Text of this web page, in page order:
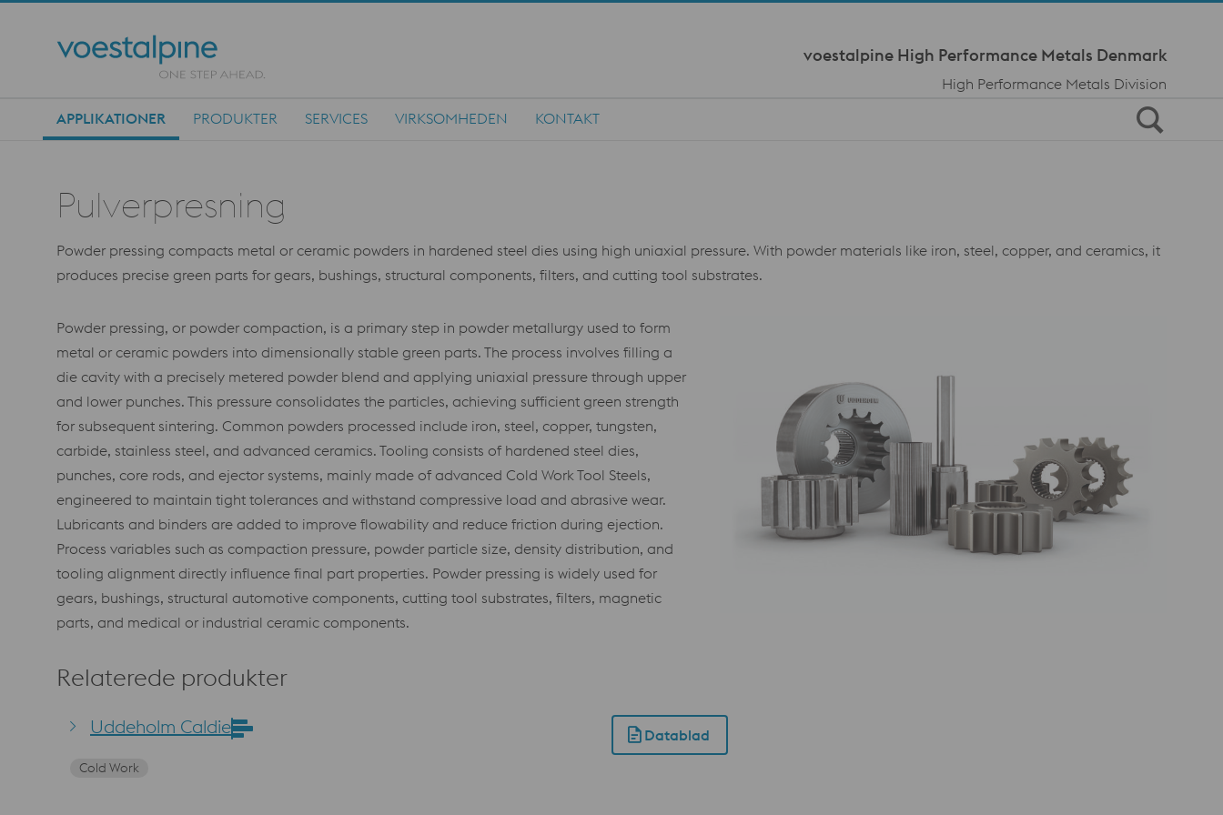
voestalpine High Performance Metals Denmark
High Performance Metals Division
APPLIKATIONER PRODUKTER SERVICES VIRKSOMHEDEN KONTAKT
Pulverpresning
Powder pressing compacts metal or ceramic powders in hardened steel dies using high uniaxial pressure. With powder materials like iron, steel, copper, and ceramics, it
produces precise green parts for gears, bushings, structural components, filters, and cutting tool substrates.
Powder pressing, or powder compaction, is a primary step in powder metallurgy used to form
metal or ceramic powders into dimensionally stable green parts. The process involves filling a
die cavity with a precisely metered powder blend and applying uniaxial pressure through upper
and lower punches. This pressure consolidates the particles, achieving sufficient green strength
for subsequent sintering. Common powders processed include iron, steel, copper, tungsten,
carbide, stainless steel, and advanced ceramics. Tooling consists of hardened steel dies,
punches, core rods, and ejector systems, mainly made of advanced Cold Work Tool Steels,
engineered to maintain tight tolerances and withstand compressive load and abrasive wear.
Lubricants and binders are added to improve flowability and reduce friction during ejection.
Process variables such as compaction pressure, powder particle size, density distribution, and
tooling alignment directly influence final part properties. Powder pressing is widely used for
gears, bushings, structural automotive components, cutting tool substrates, filters, magnetic
parts, and medical or industrial ceramic components.
Relaterede produkter
Uddeholm Caldie Datablad
Cold Work